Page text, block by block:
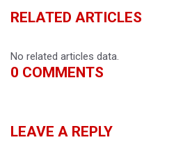
RELATED ARTICLES
No related articles data.
0 COMMENTS
LEAVE A REPLY